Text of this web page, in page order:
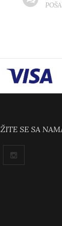
SE SA